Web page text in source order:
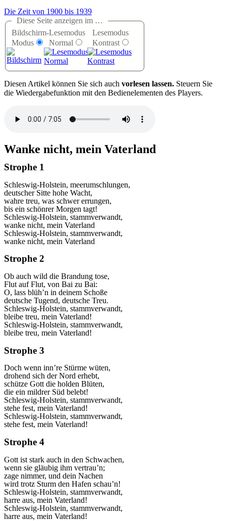
Die Zeit von 1900 bis 1939
Diese Seite anzeigen im …
Bildschirm-
Modus
Lesemodus
Normal
Lesemodus
Kontrast
Diesen Artikel können Sie sich auch vorlesen lassen. Steuern Sie
die Wiedergabefunktion mit den Bedienelementen des Players.
Wanke nicht, mein Vaterland
Strophe 1
Schleswig-Holstein, meerumschlungen,
deutscher Sitte hohe Wacht,
wahre treu, was schwer errungen,
bis ein schönrer Morgen tagt!
Schleswig-Holstein, stammverwandt,
wanke nicht, mein Vaterland
Schleswig-Holstein, stammverwandt,
wanke nicht, mein Vaterland
Strophe 2
Ob auch wild die Brandung tose,
Flut auf Flut, von Bai zu Bai:
O, lass blüh’n in deinem Schoße
deutsche Tugend, deutsche Treu.
Schleswig-Holstein, stammverwandt,
bleibe treu, mein Vaterland!
Schleswig-Holstein, stammverwandt,
bleibe treu, mein Vaterland!
Strophe 3
Doch wenn inn’re Stürme wüten,
drohend sich der Nord erhebt,
schütze Gott die holden Blüten,
die ein mildrer Süd belebt!
Schleswig-Holstein, stammverwandt,
stehe fest, mein Vaterland!
Schleswig-Holstein, stammverwandt,
stehe fest, mein Vaterland!
Strophe 4
Gott ist stark auch in den Schwachen,
wenn sie gläubig ihm vertrau’n;
zage nimmer, und dein Nachen
wird trotz Sturm den Hafen schau’n!
Schleswig-Holstein, stammverwandt,
harre aus, mein Vaterland!
Schleswig-Holstein, stammverwandt,
harre aus, mein Vaterland!